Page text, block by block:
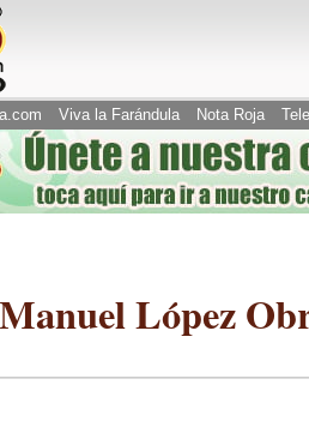
Viva la Farándula Nota Roja
López